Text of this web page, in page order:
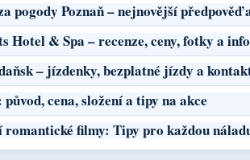
pogody Poznaň – nejnovější předpověď
Hotel & Spa – recenze, ceny, fotky a
– jízdenky, bezplatné jízdy a
cena, složení a tipy na akce
romantické filmy: Tipy pro každou